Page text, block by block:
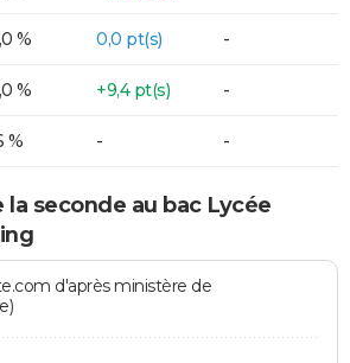
% 0,0 pt(s) -
% +9,4 pt(s) -
% - -
la seconde au bac Lycée
d'après ministère de